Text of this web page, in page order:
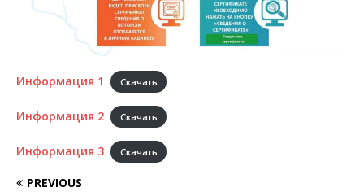
Информация 1 Скачать
Информация 2 Скачать
Информация 3 Скачать
PREVIOUS